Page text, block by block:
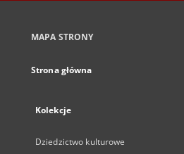
MAPA STRONY
Strona główna
Kolekcje
Dziedzictwo kulturowe